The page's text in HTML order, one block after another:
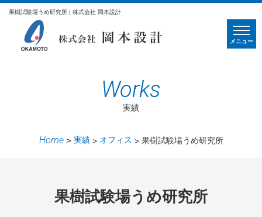
果樹試験場うめ研究所 | 株式会社 岡本設計
メニュー
Works
実績
Home 実績 オフィス 果樹試験場うめ研究所
果樹試験場うめ研究所